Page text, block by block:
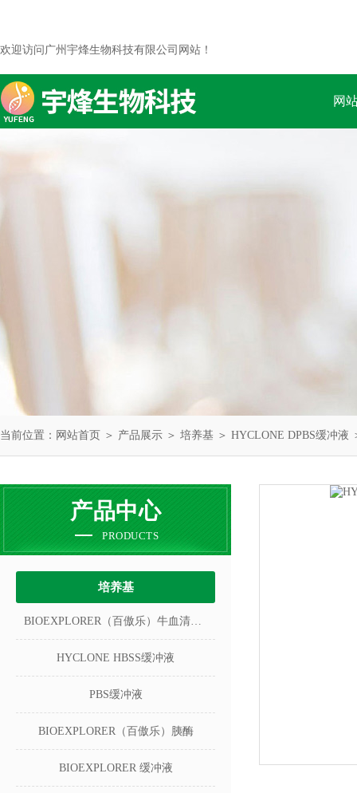
欢迎访问广州宇烽生物科技有限公司网站！
网
当前位置： 网站首页 ＞ 产品展示 ＞ 培养基 ＞ HYCLONE DPBS缓冲液
产品中心
PRODUCTS
培养基
BIOEXPLORER（百傲乐）牛血清白蛋白
HYCLONE HBSS缓冲液
PBS缓冲液
BIOEXPLORER（百傲乐）胰酶
BIOEXPLORER 缓冲液